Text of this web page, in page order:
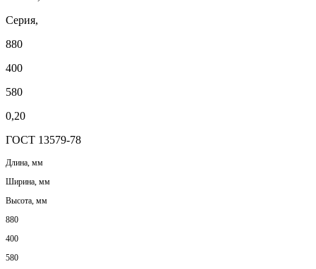
Серия,
880
400
580
0,20
ГОСТ 13579-78
Длина, мм
Ширина, мм
Высота, мм
880
400
580